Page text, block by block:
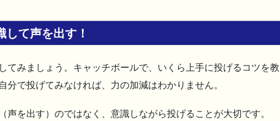
して声を出す！
てみましょう。キャッチボールで、いくら上手に投げるコツを教
分で投げてみなければ、力の加減はわかりません。
声を出す）のではなく、意識しながら投げることが大切です。